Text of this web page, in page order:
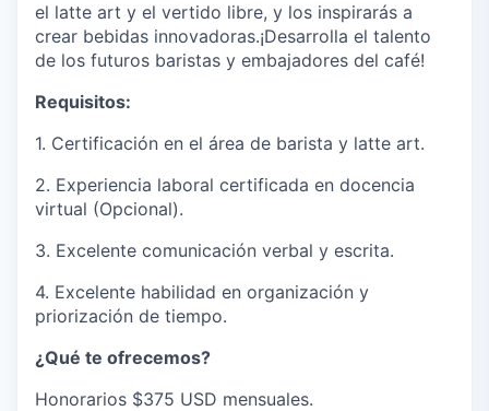
el latte art y el vertido libre, y los inspirarás a
crear bebidas innovadoras.¡Desarrolla el talento
de los futuros baristas y embajadores del café!
Requisitos:
1. Certificación en el área de barista y latte art.
2. Experiencia laboral certificada en docencia
virtual (Opcional).
3. Excelente comunicación verbal y escrita.
4. Excelente habilidad en organización y
priorización de tiempo.
¿Qué te ofrecemos?
Honorarios $375 USD mensuales.